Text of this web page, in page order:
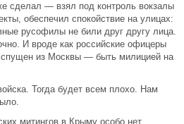
сделал — взял под контроль вокзалы
обеспечил спокойствие на улицах:
русофилы не били друг другу лица.
И вроде как российские офицеры
спущен из Москвы — быть милицией на
Тогда будет всем плохо. Нам
митингов в Крыму особо нет.